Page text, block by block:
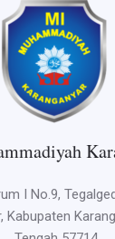
I No.9,
Kabupaten